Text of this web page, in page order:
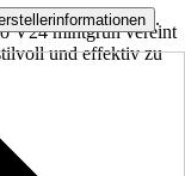
V24 mintgrün vereint
und effektiv zu
.